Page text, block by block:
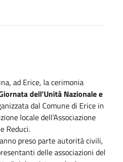
ad Erice, la cerimonia
dell’Unità Nazionale e
dal Comune di Erice in
locale dell’Associazione
Reduci.
preso parte autorità civili,
delle associazioni del